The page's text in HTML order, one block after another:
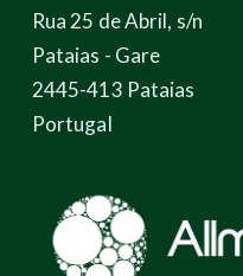
Rua 25 de Abril, s/n
Pataias - Gare
2445-413 Pataias
Portugal